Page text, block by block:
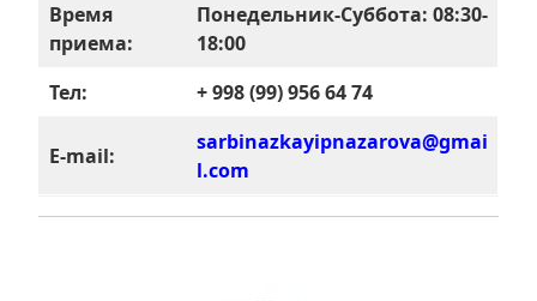
Время
приема:
Понедельник-Суббота: 08:30-
18:00
Тел:
+ 998 (99) 956 64 74
E-mail:
sarbinazkayipnazarova@gmai
l.com